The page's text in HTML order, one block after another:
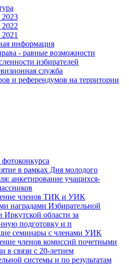
информация
- равные возможности
избирателей
служба
и референдумов на территории
в рамках Дня молодого
анкетирование учащихся-
членов ТИК и УИК
наградами Избирательной
Иркутской области за
подготовку и п
семинары с членами УИК
членов комиссий почетными
в связи с 20-летием
системы и по результатам